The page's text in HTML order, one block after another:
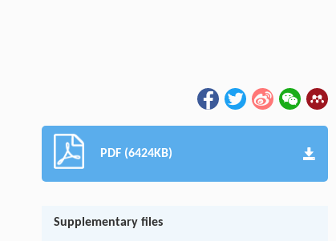
PDF (6424KB)
Supplementary files